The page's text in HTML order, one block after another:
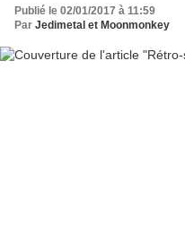
Publié le 02/01/2017 à 11:59
Par Jedimetal et Moonmonkey